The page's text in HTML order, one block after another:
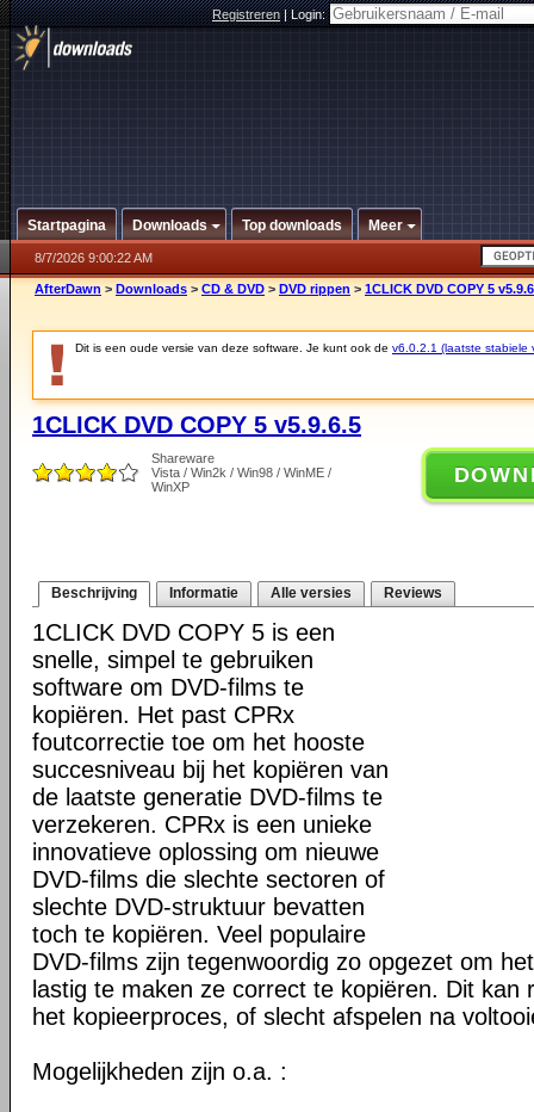
Registreren|Login:
Startpagina Downloads Top downloads Meer
8/7/2026 9:00:22 AM
AfterDawn > Downloads > CD & DVD > DVD rippen > 1CLICK DVD COPY 5
Dit is een oude versie van deze software. Je kunt ook de v6.0.2.1 (laatste stabiele
1CLICK DVD COPY 5 v5.9.6.5
Shareware
Vista / Win2k / Win98 / WinME /
WinXP
Beschrijving Informatie Alle versies Reviews
1CLICK DVD COPY 5 is een
snelle, simpel te gebruiken
software om DVD-films te
kopiëren. Het past CPRx
foutcorrectie toe om het hooste
succesniveau bij het kopiëren van
de laatste generatie DVD-films te
verzekeren. CPRx is een unieke
innovatieve oplossing om nieuwe
DVD-films die slechte sectoren of
slechte DVD-struktuur bevatten
toch te kopiëren. Veel populaire
DVD-films zijn tegenwoordig zo opgezet om
lastig te maken ze correct te kopiëren. Dit kan
het kopieerproces, of slecht afspelen na
Mogelijkheden zijn o.a. :